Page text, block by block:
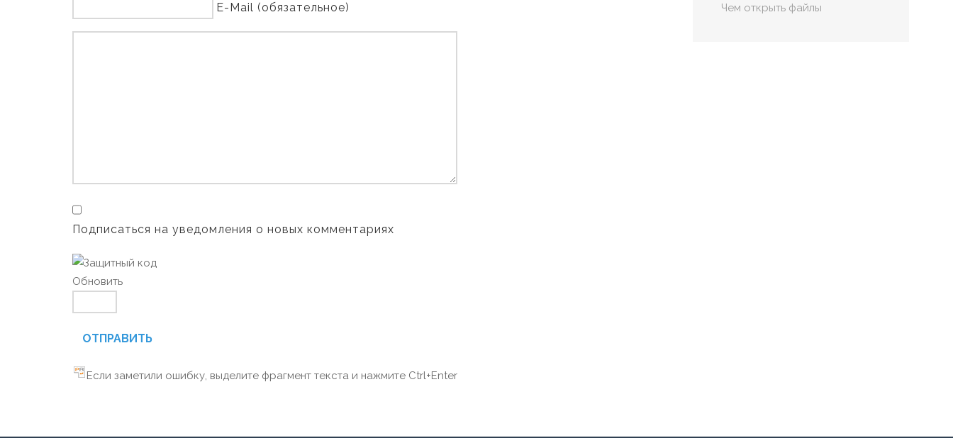
E-Mail (обязательное)
Подписаться на уведомления о новых комментариях
Обновить
ОТПРАВИТЬ
Если заметили ошибку, выделите фрагмент текста и нажмите Ctrl+Enter
Чем открыть файлы